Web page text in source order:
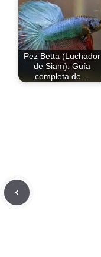
Pez Betta (Luchador
de Siam): Guía
completa de…